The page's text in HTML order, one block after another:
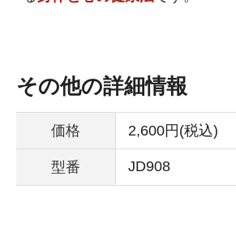
その他の詳細情報
価格 2,600円(税込)
型番 JD908